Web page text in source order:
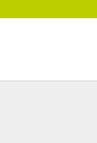
al